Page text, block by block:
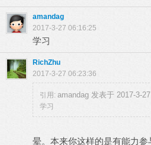
amandag
2017-3-27 06:16:25
学习
RichZhu
2017-3-27 06:23:36
引用: amandag 发表于 2017-3-
学习
晕。本来你这样的是有能力参